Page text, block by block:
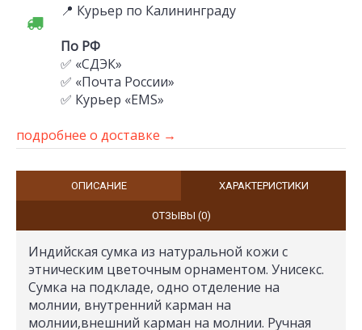
📍 Курьер по Калининграду
По РФ
✅ «СДЭК»
✅ «Почта России»
✅ Курьер «EMS»
подробнее о доставке →
ОПИСАНИЕ ХАРАКТЕРИСТИКИ
ОТЗЫВЫ (0)
Индийская сумка из натуральной кожи с
этническим цветочным орнаментом. Унисекс.
Сумка на подкладе, одно отделение на
молнии, внутренний карман на
молнии,внешний карман на молнии. Ручная